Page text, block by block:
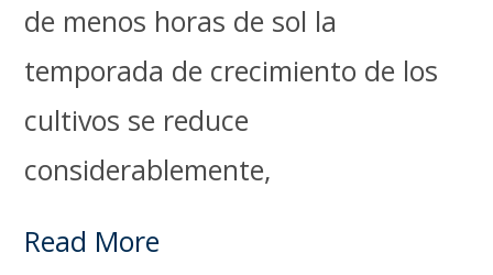
de menos horas de sol la
temporada de crecimiento de los
cultivos se reduce
considerablemente,
Read More